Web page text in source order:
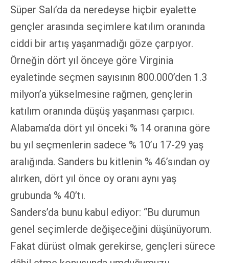
Süper Salı’da da neredeyse hiçbir eyalette
gençler arasında seçimlere katılım oranında
ciddi bir artış yaşanmadığı göze çarpıyor.
Örneğin dört yıl önceye göre Virginia
eyaletinde seçmen sayısının 800.000’den 1.3
milyon’a yükselmesine rağmen, gençlerin
katılım oranında düşüş yaşanması çarpıcı.
Alabama’da dört yıl önceki % 14 oranına göre
bu yıl seçmenlerin sadece % 10’u 17-29 yaş
aralığında. Sanders bu kitlenin % 46’sından oy
alırken, dört yıl önce oy oranı aynı yaş
grubunda % 40’tı.
Sanders’da bunu kabul ediyor: “Bu durumun
genel seçimlerde değişeceğini düşünüyorum.
Fakat dürüst olmak gerekirse, gençleri sürece